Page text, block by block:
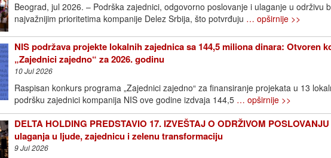
Beograd, jul 2026. – Podrška zajednici, odgovorno poslovanje i ulaganje u održivu
najvažnijim prioritetima kompanije Delez Srbija, što potvrđuju … opširnije >>
NIS podržava projekte lokalnih zajednica sa 144,5 miliona dinara: Otvoren
„Zajednici zajedno“ za 2026. godinu
10 Jul 2026
Raspisan konkurs programa „Zajednici zajedno“ za finansiranje projekata u 13
podršku zajednici kompanija NIS ove godine izdvaja 144,5 … opširnije >>
DELTA HOLDING PREDSTAVIO 17. IZVEŠTAJ O ODRŽIVOM
ulaganja u ljude, zajednicu i zelenu transformaciju
9 Jul 2026